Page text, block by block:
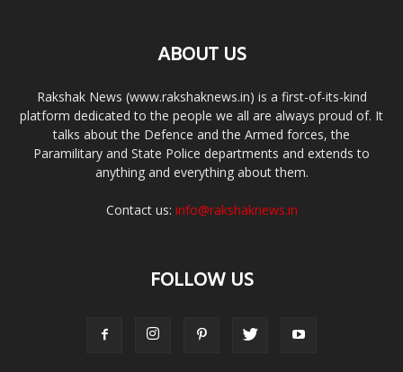
ABOUT US
Rakshak News (www.rakshaknews.in) is a first-of-its-kind
platform dedicated to the people we all are always proud of. It
talks about the Defence and the Armed forces, the
Paramilitary and State Police departments and extends to
anything and everything about them.
Contact us: info@rakshaknews.in
FOLLOW US